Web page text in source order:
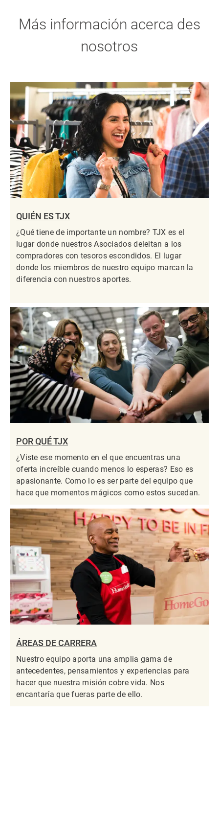
Más información acerca des
nosotros
QUIÉN ES TJX
¿Qué tiene de importante un nombre? TJX es el
lugar donde nuestros Asociados deleitan a los
compradores con tesoros escondidos. El lugar
donde los miembros de nuestro equipo marcan la
diferencia con nuestros aportes.
POR QUÉ TJX
¿Viste ese momento en el que encuentras una
oferta increíble cuando menos lo esperas? Eso es
apasionante. Como lo es ser parte del equipo que
hace que momentos mágicos como estos sucedan.
ÁREAS DE CARRERA
Nuestro equipo aporta una amplia gama de
antecedentes, pensamientos y experiencias para
hacer que nuestra misión cobre vida. Nos
encantaría que fueras parte de ello.